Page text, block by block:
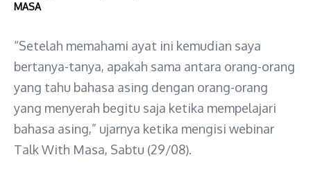
MASA
“Setelah memahami ayat ini kemudian saya
bertanya-tanya, apakah sama antara orang-orang
yang tahu bahasa asing dengan orang-orang
yang menyerah begitu saja ketika mempelajari
bahasa asing,” ujarnya ketika mengisi webinar
Talk With Masa, Sabtu (29/08).